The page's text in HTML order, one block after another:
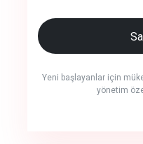
Yeni başlayanlar için
yönetim